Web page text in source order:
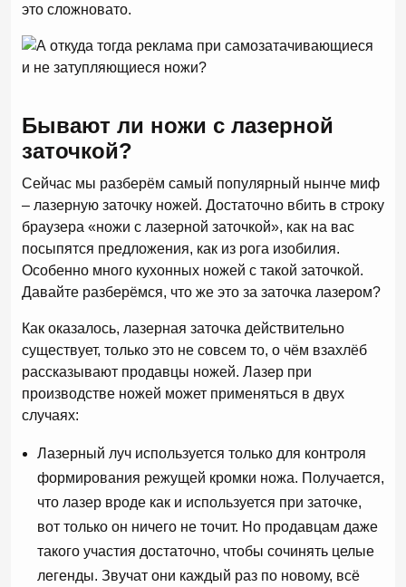
это сложновато.
Бывают ли ножи с лазерной
заточкой?
Сейчас мы разберём самый популярный нынче миф
– лазерную заточку ножей. Достаточно вбить в строку
браузера «ножи с лазерной заточкой», как на вас
посыпятся предложения, как из рога изобилия.
Особенно много кухонных ножей с такой заточкой.
Давайте разберёмся, что же это за заточка лазером?
Как оказалось, лазерная заточка действительно
существует, только это не совсем то, о чём взахлёб
рассказывают продавцы ножей. Лазер при
производстве ножей может применяться в двух
случаях:
Лазерный луч используется только для контроля
формирования режущей кромки ножа. Получается,
что лазер вроде как и используется при заточке,
вот только он ничего не точит. Но продавцам даже
такого участия достаточно, чтобы сочинять целые
легенды. Звучат они каждый раз по новому, всё